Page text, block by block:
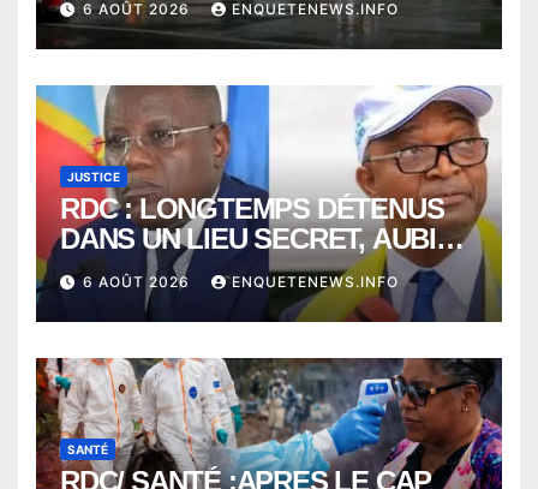
6 AOÛT 2026 ENQUETENEWS.INFO
JUSTICE
RDC : LONGTEMPS DÉTENUS
DANS UN LIEU SECRET, AUBIN
MINAKU ET EMMANUEL
SHADARY TRANSFÉRÉS À
L’AUDITORAT MILITAIRE
6 AOÛT 2026 ENQUETENEWS.INFO
SANTÉ
RDC/ SANTÉ :APRES LE CAP